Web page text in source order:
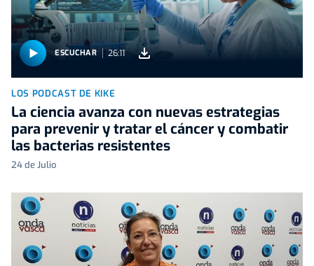
ESCUCHAR 26:11
LOS PODCAST DE KIKE
La ciencia avanza con nuevas estrategias
para prevenir y tratar el cáncer y combatir
las bacterias resistentes
24 de Julio